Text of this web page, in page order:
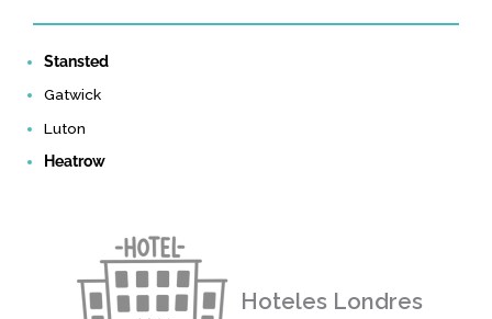
Stansted
Gatwick
Luton
Heatrow
Hoteles Londres